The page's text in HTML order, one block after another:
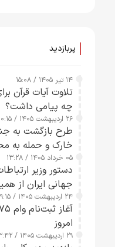
پربازدید
۱۴ تیر ۱۴۰۵ / ۱۵:۰۸
تلاوت آیات قرآن
چه پیامی داشت؟
۲۶ اردیبهشت ۱۴۰۵ / ۱۰:۱۵
طرح‌ بازگشت به
خارک و حمله به
۰۵ خرداد ۱۴۰۵ / ۱۳:۲۸
دستور وزیر
جهانی ایران از
تا ۲۴ ساعت آینده
۲۴ اردیبهشت ۱۴۰۵ / ۰۹:۱۵
امروز
۲۹ اردیبهشت ۱۴۰۵ / ۱۳:۴۲